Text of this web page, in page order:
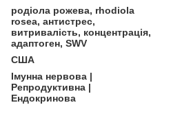
родіола рожева, rhodiola
rosea, антистрес,
витривалість, концентрація,
адаптоген, SWV
США
Імунна нервова |
Репродуктивна |
Ендокринова